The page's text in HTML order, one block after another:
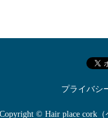
プライバシ
Copyright © Hair place cork（